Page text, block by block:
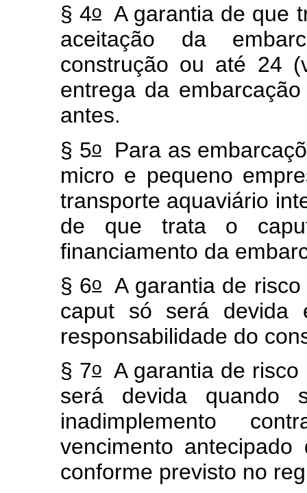
§ 4o A garantia de que
aceitação da
construção ou até 24
entrega da
antes.
§ 5oPara as
micro e pequeno
transporte aquaviário
de que trata o
financiamento da
§ 6oA garantia de risco
caput só será devida
responsabilidade do
§ 7o A garantia de
será devida quando
inadimplemento
vencimento
conforme previsto no